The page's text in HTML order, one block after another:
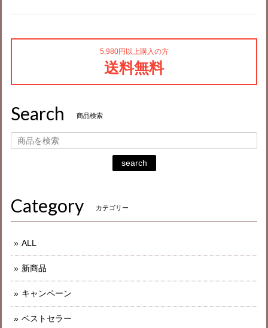
5,980円以上購入の方
送料無料
Search 商品検索
search
Category カテゴリー
ALL
新商品
キャンペーン
ベストセラー